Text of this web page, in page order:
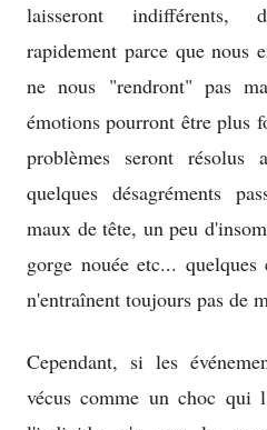
laisseront indifférents,
rapidement parce que nous
ne nous "rendront" pas
émotions pourront être plus
problèmes seront résolus
quelques désagréments
maux de tête, un peu
gorge nouée etc...
n'entraînent toujours pas de
Cependant, si les
vécus comme un choc qui